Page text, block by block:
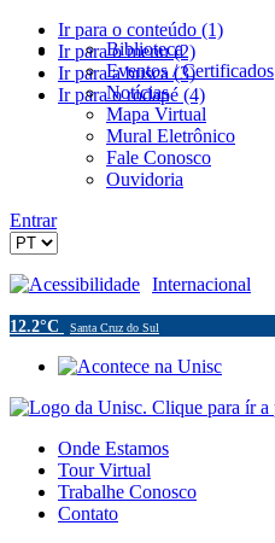
Ir para o conteúdo (1)
Ir para o menu (2)
Ir para a busca (3)
Ir para o rodapé (4)
Biblioteca
Eventos / Certificados
Notícias
Mapa Virtual
Mural Eletrônico
Fale Conosco
Ouvidoria
Entrar
Acessibilidade Internacional
12.2°C Santa Cruz do Sul
Onde Estamos
Tour Virtual
Trabalhe Conosco
Contato